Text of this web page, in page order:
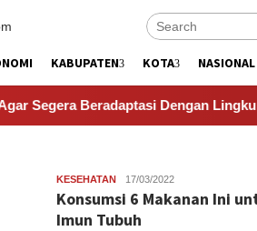
KABUPATEN KOTA NASIONAL
Beradaptasi Dengan Lingkungan
KESEHATANRedaksi
17/03/2022
Konsumsi 6 Makanan Ini
Imun Tubuh